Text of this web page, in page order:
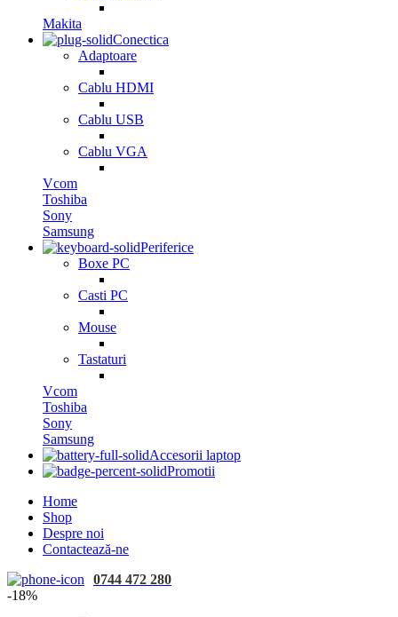
Makita
Conectica
Adaptoare
Cablu HDMI
Cablu USB
Cablu VGA
Vcom
Toshiba
Sony
Samsung
Periferice
Boxe PC
Casti PC
Mouse
Tastaturi
Vcom
Toshiba
Sony
Samsung
Accesorii laptop
Promotii
Home
Shop
Despre noi
Contactează-ne
0744 472 280
-18%